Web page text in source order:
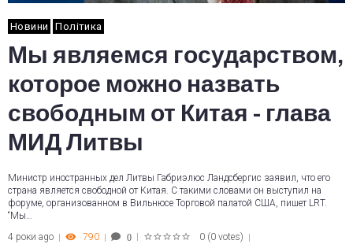
Новини Політика
Мы являемся государством,
которое можно назвать
свободным от Китая - глава
МИД Литвы
Министр иностранных дел Литвы Габриэлюс Ландсбергис заявил, что его
страна является свободной от Китая. С такими словами он выступил на
форуме, организованном в Вильнюсе Торговой палатой США, пишет LRT.
“Мы…
4 роки ago
790 0 0 (0 votes)